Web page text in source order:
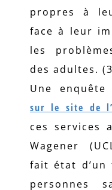
propres à
face à leur
les
des adultes.
Une
sur le site de
ces services
Wagener
fait état d’un
personnes